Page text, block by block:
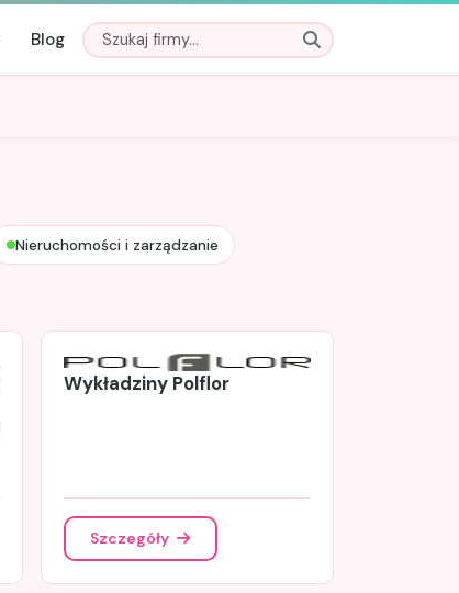
Blog
Nieruchomości i zarządzanie
Wykładziny Polflor
Szczegóły